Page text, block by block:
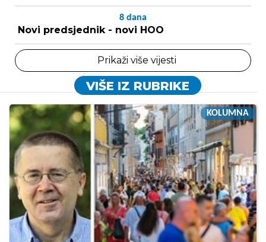
8 dana
Novi predsjednik - novi HOO
Prikaži više vijesti
VIŠE IZ RUBRIKE
KOLUMNA